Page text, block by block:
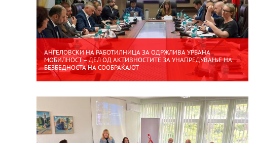
АНГЕЛОВСКИ НА РАБОТИЛНИЦА ЗА ОДРЖЛИВА УРБАНА
МОБИЛНОСТ – ДЕЛ ОД АКТИВНОСТИТЕ ЗА УНАПРЕДУВАЊЕ НА
БЕЗБЕДНОСТА НА СООБРАЌАЈОТ